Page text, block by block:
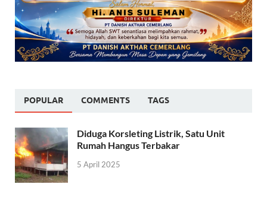
POPULAR COMMENTS TAGS
Diduga Korsleting Listrik, Satu Unit
Rumah Hangus Terbakar
5 April 2025